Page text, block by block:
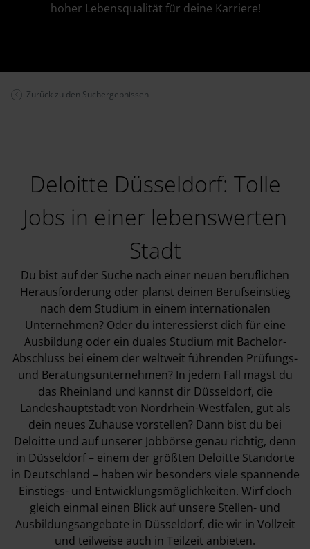
hoher Lebensqualität für deine Karriere!
Zurück zu den Suchergebnissen
Deloitte Düsseldorf: Tolle
Jobs in einer lebenswerten
Stadt
Du bist auf der Suche nach einer neuen beruflichen
Herausforderung oder planst deinen Berufseinstieg
nach dem Studium in einem internationalen
Unternehmen? Oder du interessierst dich für eine
Ausbildung oder ein duales Studium mit Bachelor-
Abschluss bei einem der weltweit führenden Prüfungs-
und Beratungsunternehmen? In jedem Fall magst du
das Rheinland und kannst dir Düsseldorf, die
Landeshauptstadt von Nordrhein-Westfalen, gut als
dein neues Zuhause vorstellen? Dann bist du bei
Deloitte und auf unserer Jobbörse genau richtig, denn
in Düsseldorf – einem der größten Deloitte Standorte
in Deutschland – haben wir besonders viele spannende
Einstiegs- und Entwicklungsmöglichkeiten. Wirf doch
gleich einmal einen Blick auf unsere Stellen- und
Ausbildungsangebote in Düsseldorf, die wir in Vollzeit
und teilweise auch in Teilzeit anbieten.